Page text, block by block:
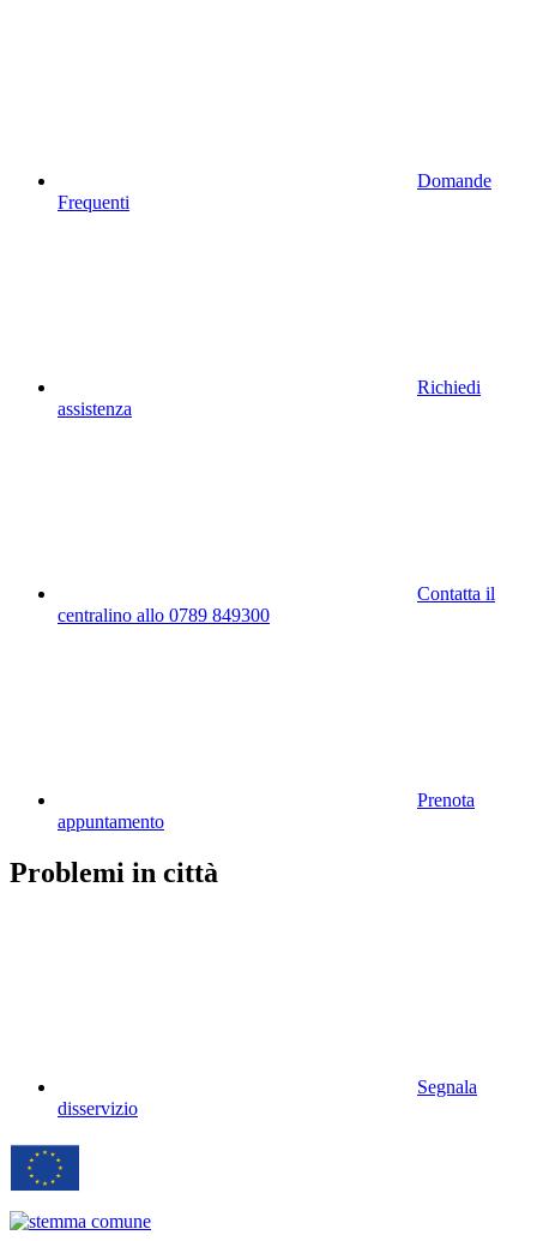
Domande
Frequenti
Richiedi
assistenza
Contatta il
centralino allo 0789 849300
Prenota
appuntamento
Problemi in città
Segnala
disservizio